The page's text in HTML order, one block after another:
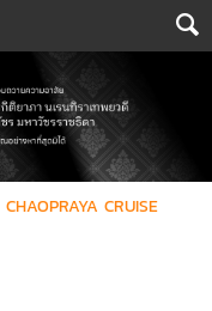
CHAOPRAYA CRUISE